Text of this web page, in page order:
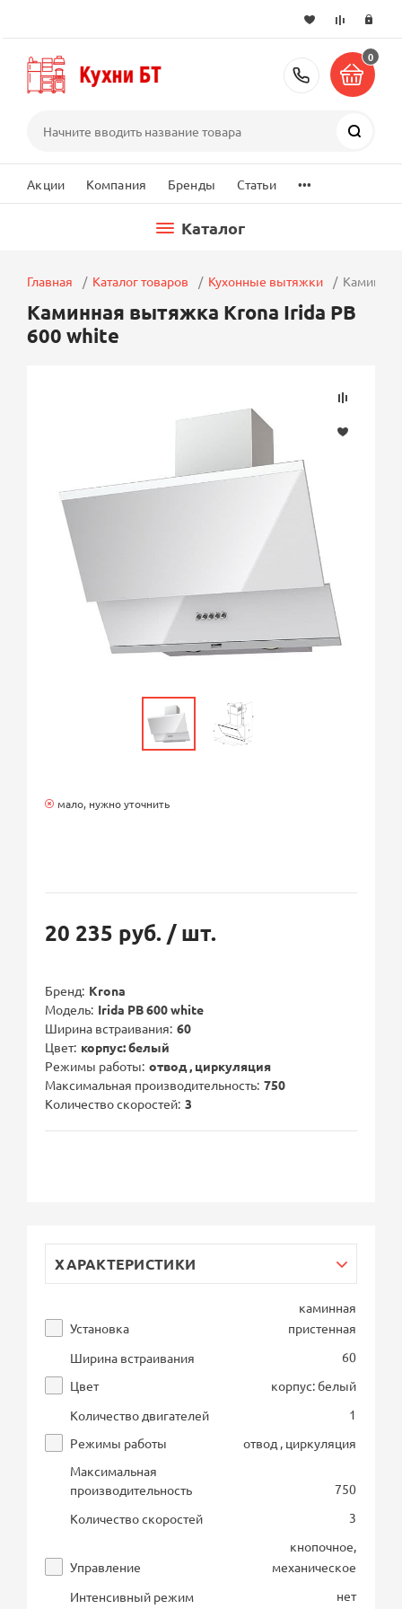
+7 (495)
0
Акции Компания Бренды Статьи ...
Каталог
Главная Каталог товаров Кухонные вытяжки
Каминная вытяжка Krona Irida PB
600 white
мало, нужно уточнить
20 235 руб. / шт.
Бренд Krona
Модель Irida PB 600 white
Ширина встраивания 60
Цвет корпус: белый
Режимы работы отвод , циркуляция
Максимальная производительность 750
Количество скоростей 3
ХАРАКТЕРИСТИКИ
Установка
каминная
пристенная
Ширина встраивания
60
Цвет
корпус: белый
Количество двигателей
1
Режимы работы
отвод , циркуляция
Максимальная
производительность
750
Количество скоростей
3
Управление
кнопочное,
механическое
Интенсивный режим
нет